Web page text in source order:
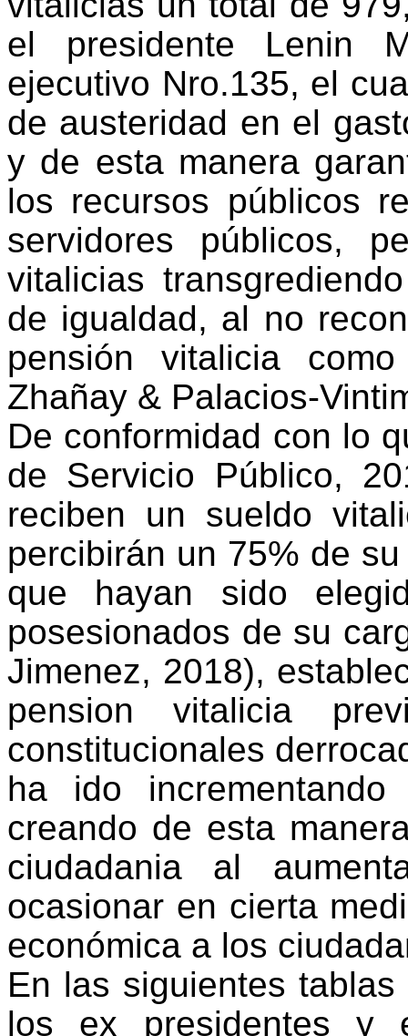
el presidente Lenin
ejecutivo Nro.135, el
de austeridad en el
y de esta manera
los recursos públicos
servidores públicos,
vitalicias
de igualdad, al no
pensión vitalicia
Zhañay & Palacios-
De conformidad con lo
de Servicio Público,
reciben un sueldo
percibirán un 75% de
que hayan sido
posesionados de su
Jimenez, 2018),
pension vitalicia
constitucionales
ha ido incrementando
creando de esta
ciudadania al
ocasionar en cierta
económica a los
En las siguientes
los ex presidentes y